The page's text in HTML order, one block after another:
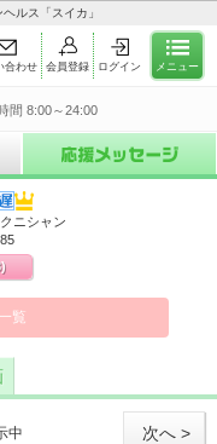
ルス「スイカ」
合わせ 会員登録 ログイン メニュー
間 8:00～24:00
ニシャン
覧
次へ >
中